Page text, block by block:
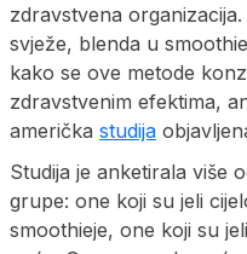
zdravstvena
svježe, blenda u
kako se ove metode
zdravstvenim efektima,
američka studija
Studija je anketirala više
grupe: one koji su jeli
smoothieje, one koji su